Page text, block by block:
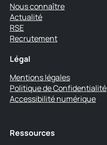
Nous connaître
Actualité
RSE
Recrutement
Légal
Mentions légales
Politique de Confidentialité
Accessibilité numérique
Ressources